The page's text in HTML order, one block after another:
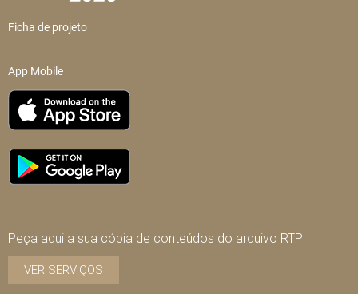
Ficha de projeto
App Mobile
Peça aqui a sua cópia de conteúdos do arquivo RTP
VER SERVIÇOS